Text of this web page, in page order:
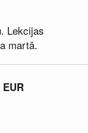
Lekcijas
martā.
EUR